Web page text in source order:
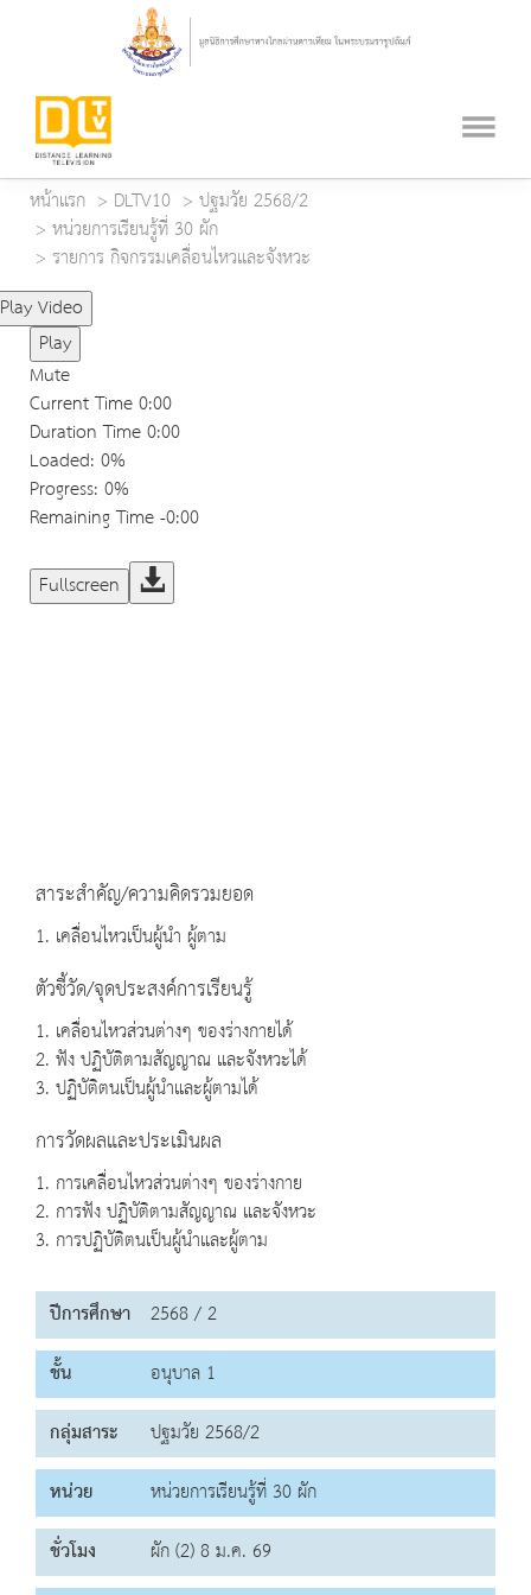
หน้าแรก DLTV10
ปฐมวัย 2568/2
หน่วยการเรียนรู้ที่ 30 ผัก
รายการ กิจกรรมเคลื่อนไหวและจังหวะ
Play Video
Play
Mute
Current Time0:00
Duration Time0:00
Loaded: 0%
Progress: 0%
Remaining Time-0:00
Fullscreen
สาระสำคัญ/ความคิดรวมยอด
1. เคลื่อนไหวเป็นผู้นำ ผู้ตาม
ตัวชี้วัด/จุดประสงค์การเรียนรู้
1. เคลื่อนไหวส่วนต่างๆ ของร่างกายได้
2. ฟัง ปฏิบัติตามสัญญาณ และจังหวะได้
3. ปฏิบัติตนเป็นผู้นำและผู้ตามได้
การวัดผลและประเมินผล
1. การเคลื่อนไหวส่วนต่างๆ ของร่างกาย
2. การฟัง ปฏิบัติตามสัญญาณ และจังหวะ
3. การปฏิบัติตนเป็นผู้นำและผู้ตาม
ปีการศึกษา 2568 / 2
ชั้น
อนุบาล 1
กลุ่มสาระ
ปฐมวัย 2568/2
หน่วย
หน่วยการเรียนรู้ที่ 30 ผัก
ชั่วโมง
ผัก (2) 8 ม.ค. 69